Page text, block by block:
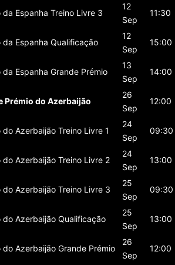
da Espanha Treino Livre 3
12
Sep
11:30
da Espanha Qualificação
12
Sep
15:00
da Espanha Grande Prémio
13
Sep
14:00
Prémio do Azerbaijão
26
Sep
12:00
do Azerbaijão Treino Livre 1
24
Sep
09:30
do Azerbaijão Treino Livre 2
24
Sep
13:00
do Azerbaijão Treino Livre 3
25
Sep
09:30
do Azerbaijão Qualificação
25
Sep
13:00
do Azerbaijão Grande Prémio
26
Sep
12:00